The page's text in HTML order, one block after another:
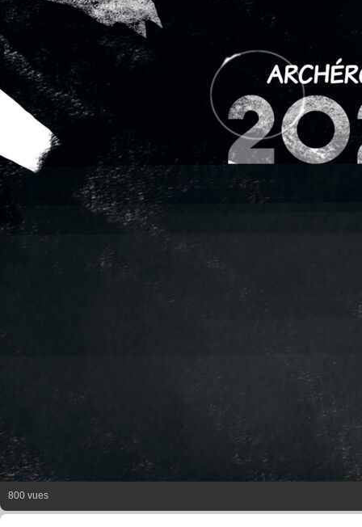
800 vues